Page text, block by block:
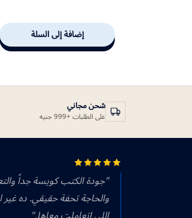
إضافة إلى السلة
شحن مجاني
على الطلبات +999 جنيه
"جودة الكتب كويسة جداً
والحاجة تحفة حقيقي. ده